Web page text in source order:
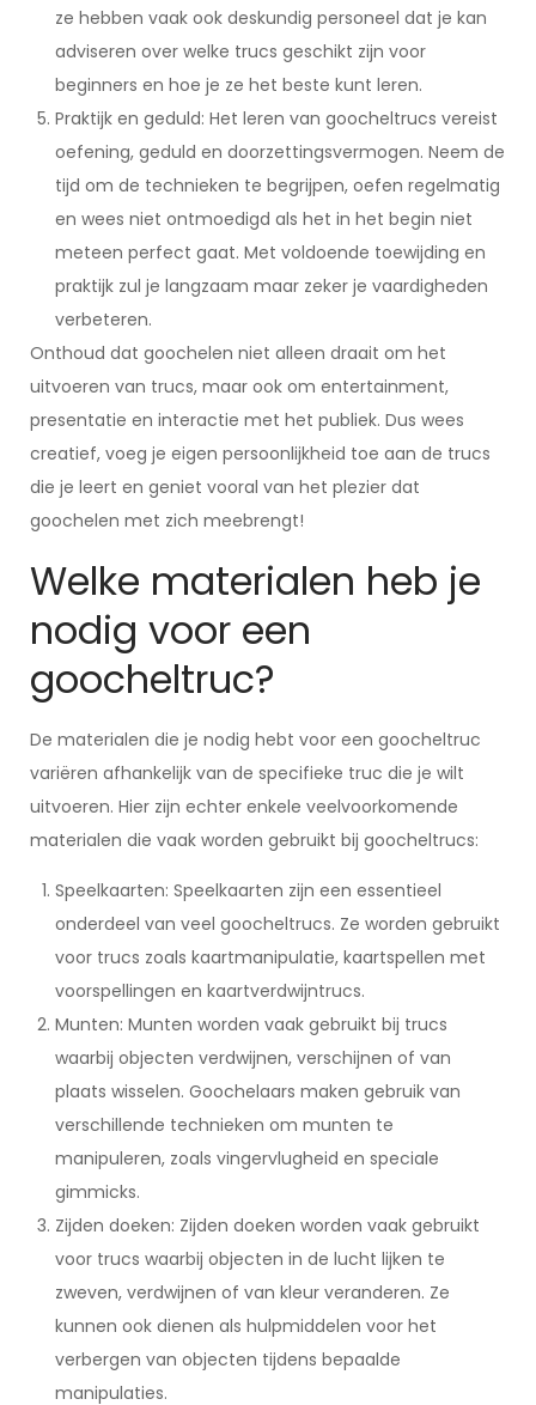
ze hebben vaak ook deskundig personeel dat je kan
adviseren over welke trucs geschikt zijn voor
beginners en hoe je ze het beste kunt leren.
Praktijk en geduld: Het leren van goocheltrucs vereist
oefening, geduld en doorzettingsvermogen. Neem de
tijd om de technieken te begrijpen, oefen regelmatig
en wees niet ontmoedigd als het in het begin niet
meteen perfect gaat. Met voldoende toewijding en
praktijk zul je langzaam maar zeker je vaardigheden
verbeteren.
Onthoud dat goochelen niet alleen draait om het
uitvoeren van trucs, maar ook om entertainment,
presentatie en interactie met het publiek. Dus wees
creatief, voeg je eigen persoonlijkheid toe aan de trucs
die je leert en geniet vooral van het plezier dat
goochelen met zich meebrengt!
Welke materialen heb je
nodig voor een
goocheltruc?
De materialen die je nodig hebt voor een goocheltruc
variëren afhankelijk van de specifieke truc die je wilt
uitvoeren. Hier zijn echter enkele veelvoorkomende
materialen die vaak worden gebruikt bij goocheltrucs:
Speelkaarten: Speelkaarten zijn een essentieel
onderdeel van veel goocheltrucs. Ze worden gebruikt
voor trucs zoals kaartmanipulatie, kaartspellen met
voorspellingen en kaartverdwijntrucs.
Munten: Munten worden vaak gebruikt bij trucs
waarbij objecten verdwijnen, verschijnen of van
plaats wisselen. Goochelaars maken gebruik van
verschillende technieken om munten te
manipuleren, zoals vingervlugheid en speciale
gimmicks.
Zijden doeken: Zijden doeken worden vaak gebruikt
voor trucs waarbij objecten in de lucht lijken te
zweven, verdwijnen of van kleur veranderen. Ze
kunnen ook dienen als hulpmiddelen voor het
verbergen van objecten tijdens bepaalde
manipulaties.